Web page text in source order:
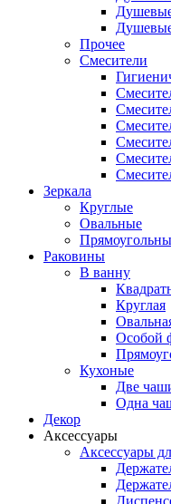
Прочее
Смесители
Зеркала
Круглые
Овальные
Раковины
В ванну
Круглая
Особой
Кухоные
Две
Одна
Декор
Аксессуары
Аксессуары